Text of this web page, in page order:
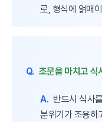
로, 형식에 얽매
Q. 조문을 마치고 식
A. 반드시 식사
분위기가 조용하